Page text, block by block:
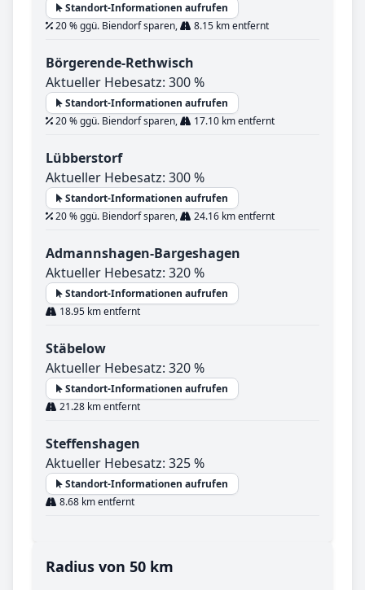
Standort-Informationen aufrufen
20 % ggü. Biendorf sparen,
8.15 km entfernt
Börgerende-Rethwisch
Aktueller Hebesatz: 300 %
Standort-Informationen aufrufen
20 % ggü. Biendorf sparen,
17.10 km entfernt
Lübberstorf
Aktueller Hebesatz: 300 %
Standort-Informationen aufrufen
20 % ggü. Biendorf sparen,
24.16 km entfernt
Admannshagen-Bargeshagen
Aktueller Hebesatz: 320 %
Standort-Informationen aufrufen
18.95 km entfernt
Stäbelow
Aktueller Hebesatz: 320 %
Standort-Informationen aufrufen
21.28 km entfernt
Steffenshagen
Aktueller Hebesatz: 325 %
Standort-Informationen aufrufen
8.68 km entfernt
Radius von 50 km